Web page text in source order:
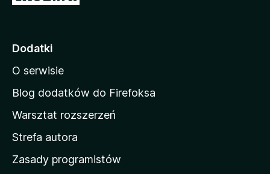
o
a
d
m
o
w
Dodatki
O serwisie
Blog dodatków do Firefoksa
Warsztat rozszerzeń
Strefa autora
Zasady programistów